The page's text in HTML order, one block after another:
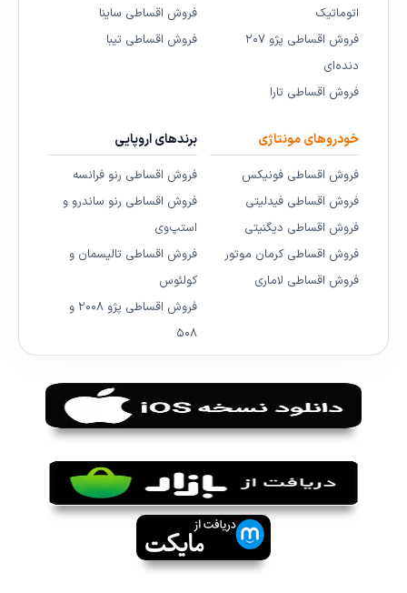
اتوماتیک
فروش اقساطی پژو ۲۰۷
دنده‌ای
فروش اقساطی تارا
فروش اقساطی ساینا
فروش اقساطی تیبا
خودروهای مونتاژی
فروش اقساطی فونیکس
فروش اقساطی فیدلیتی
فروش اقساطی دیگنیتی
فروش اقساطی کرمان موتور
فروش اقساطی لاماری
برندهای اروپایی
فروش اقساطی رنو فرانسه
فروش اقساطی رنو ساندرو و
استپ‌وی
فروش اقساطی تالیسمان و
کولئوس
فروش اقساطی پژو ۲۰۰۸ و
۵۰۸